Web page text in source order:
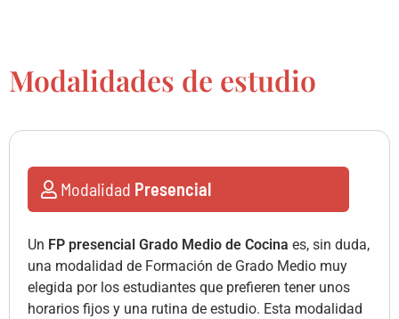
Modalidades de estudio
Modalidad Presencial
Un FP presencial Grado Medio de Cocina es, sin duda,
una modalidad de Formación de Grado Medio muy
elegida por los estudiantes que prefieren tener unos
horarios fijos y una rutina de estudio. Esta modalidad